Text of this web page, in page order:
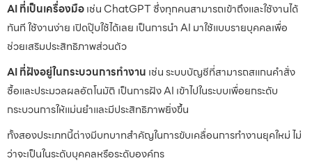
AI ที่เป็นเครื่องมือเช่น ChatGPT ซึ่งทุกคนสามารถเข้าถึงและใช้งานได้
ทันที ใช้งานง่าย เปิดปุ๊บใช้ได้เลย เป็นการนำ AI มาใช้แบบรายบุคคลเพื่อ
ช่วยเสริมประสิทธิภาพส่วนตัว
AI ที่ฝังอยู่ในกระบวนการทำงาน เช่น ระบบบัญชีที่สามารถสแกนคำสั่ง
ซื้อและประมวลผลอัตโนมัติ เป็นการฝัง AI เข้าไปในระบบเพื่อยกระดับ
กระบวนการให้แม่นยำและมีประสิทธิภาพยิ่งขึ้น
ทั้งสองประเภทนี้ต่างมีบทบาทสำคัญในการขับเคลื่อนการทำงานยุคใหม่ ไม่
ว่าจะเป็นในระดับบุคคลหรือระดับองค์กร